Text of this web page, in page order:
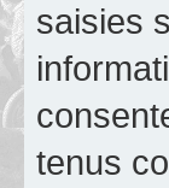
saisies
tenus